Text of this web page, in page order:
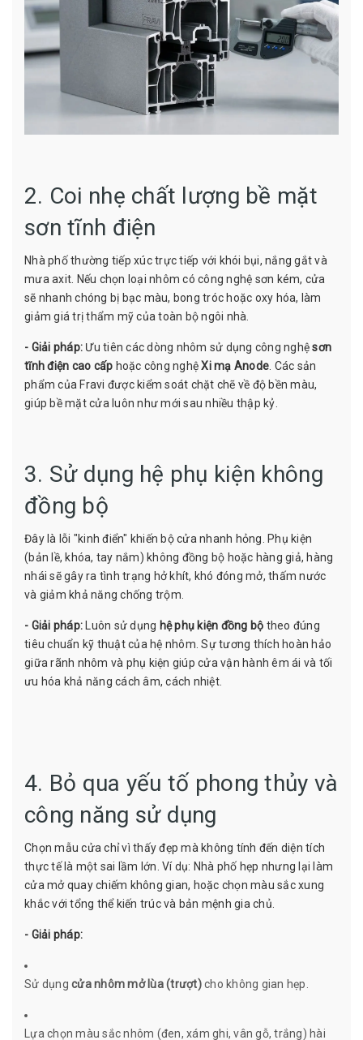
2. Coi nhẹ chất lượng bề mặt
sơn tĩnh điện
Nhà phố thường tiếp xúc trực tiếp với khói bụi, nắng gắt và
mưa axit. Nếu chọn loại nhôm có công nghệ sơn kém, cửa
sẽ nhanh chóng bị bạc màu, bong tróc hoặc oxy hóa, làm
giảm giá trị thẩm mỹ của toàn bộ ngôi nhà.
- Giải pháp: Ưu tiên các dòng nhôm sử dụng công nghệsơn
tĩnh điện cao cấp hoặc công nghệXi mạ Anode . Các sản
phẩm của Fravi được kiểm soát chặt chẽ về độ bền màu,
giúp bề mặt cửa luôn như mới sau nhiều thập kỷ.
3. Sử dụng hệ phụ kiện không
đồng bộ
Đây là lỗi "kinh điển" khiến bộ cửa nhanh hỏng. Phụ kiện
(bản lề, khóa, tay nắm) không đồng bộ hoặc hàng giả, hàng
nhái sẽ gây ra tình trạng hở khít, khó đóng mở, thấm nước
và giảm khả năng chống trộm.
- Giải pháp: Luôn sử dụng hệ phụ kiện đồng bộ theo đúng
tiêu chuẩn kỹ thuật của hệ nhôm. Sự tương thích hoàn hảo
giữa rãnh nhôm và phụ kiện giúp cửa vận hành êm ái và tối
ưu hóa khả năng cách âm, cách nhiệt.
4. Bỏ qua yếu tố phong thủy và
công năng sử dụng
Chọn mẫu cửa chỉ vì thấy đẹp mà không tính đến diện tích
thực tế là một sai lầm lớn. Ví dụ: Nhà phố hẹp nhưng lại làm
cửa mở quay chiếm không gian, hoặc chọn màu sắc xung
khắc với tổng thể kiến trúc và bản mệnh gia chủ.
- Giải pháp:
Sử dụng cửa nhôm mở lùa (trượt)cho không gian hẹp.
Lựa chọn màu sắc nhôm (đen, xám ghi, vân gỗ, trắng) hài